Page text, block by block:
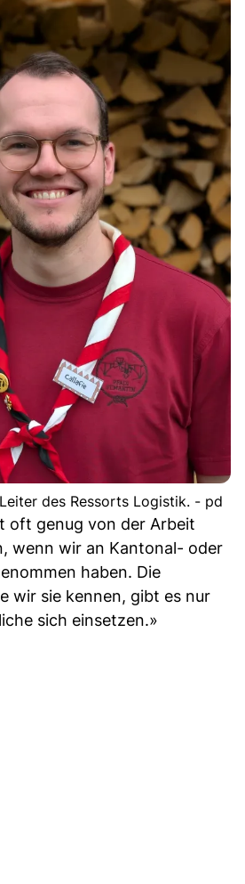
des Ressorts Logistik. - pd
oft genug von der Arbeit
wenn wir an Kantonal- oder
haben. Die
wir sie kennen, gibt es nur
sich einsetzen.»